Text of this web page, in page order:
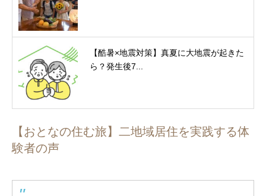
【酷暑×地震対策】真夏に大地震が起きた
ら？発生後7...
【おとなの住む旅】二地域居住を実践する体
験者の声